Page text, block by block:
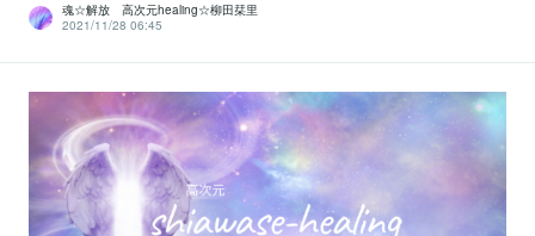
魂☆解放 高次元healing☆柳田栞里
2021/11/28 06:45